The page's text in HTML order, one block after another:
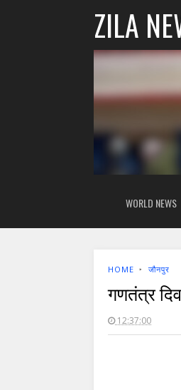
ZILA
WORLD NEWS
HOME ‣ जौनपुर
गणतंत्र
12:37:00